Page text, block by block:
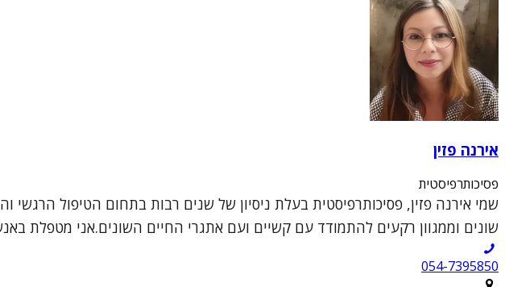
אירנה פזין
פסיכותרפיסטית
שמי אירנה פזין, פסיכותרפיסטית בעלת ניסיון של שנים רבות בתחום הטיפול הרגשי
שונים וממגוון רקעים להתמודד עם קשיים ועם אתגרי החיים השונים.אני מטפלת
054-7395850